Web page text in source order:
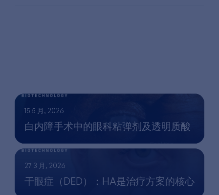
15 5 月, 2026
白内障手术中的眼科粘弹剂及透明质酸
27 3 月, 2026
干眼症（DED）：HA是治疗方案的核心